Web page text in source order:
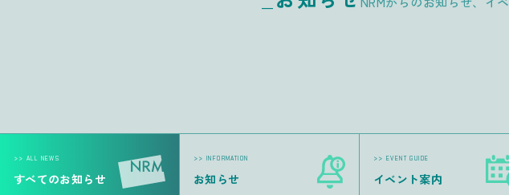
>> ALL NEWS
すべてのお知らせ
>> INFORMATION
お知らせ
>> EVENT GUIDE
イベント案内